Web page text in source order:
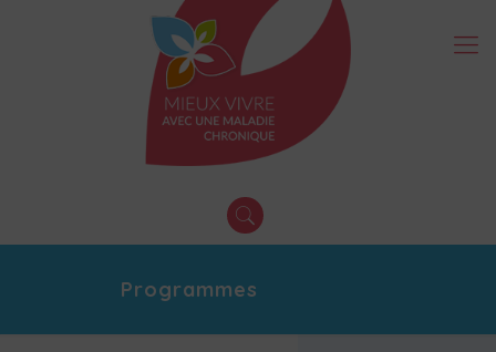
Programmes